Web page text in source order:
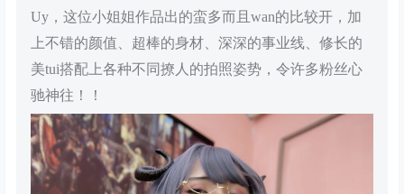
Uy，这位小姐姐作品出的蛮多而且wan的比较开，加
上不错的颜值、超棒的身材、深深的事业线、修长的
美tui搭配上各种不同撩人的拍照姿势，令许多粉丝心
驰神往！！